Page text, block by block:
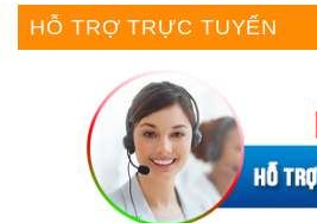
HỖ TRỢ TRỰC TUYẾN